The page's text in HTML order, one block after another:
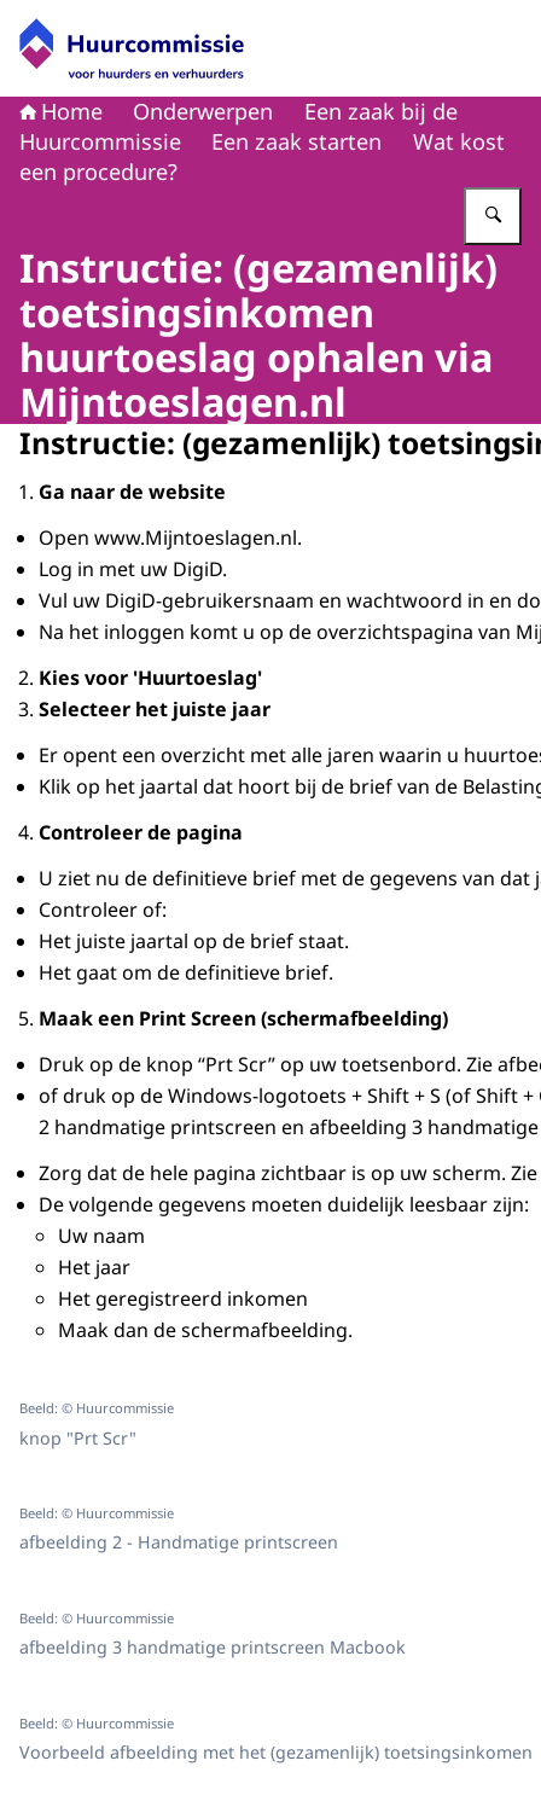
Naar de homepage van Huurcommissie
Home Onderwerpen
Een zaak bij de
Huurcommissie
Een zaak starten
Wat kost
een procedure?
Instructie: (gezamenlijk)
toetsingsinkomen
huurtoeslag ophalen via
Mijntoeslagen.nl
Instructie: (gezamenlijk)
Ga naar de website
Open www.Mijntoeslagen.nl.
Log in met uw DigiD.
Vul uw DigiD-gebruikersnaam en wachtwoord in en
Na het inloggen komt u op de overzichtspagina van
Kies voor 'Huurtoeslag'
Selecteer het juiste jaar
Er opent een overzicht met alle jaren waarin u
Klik op het jaartal dat hoort bij de brief van de
Controleer de pagina
U ziet nu de definitieve brief met de gegevens van dat
Controleer of:
Het juiste jaartal op de brief staat.
Het gaat om de definitieve brief.
Maak een Print Screen (schermafbeelding)
Druk op de knop “Prt Scr” op uw toetsenbord. Zie
of druk op de Windows-logotoets + Shift + S (of Shift
2 handmatige printscreen en afbeelding 3
Zorg dat de hele pagina zichtbaar is op uw scherm.
De volgende gegevens moeten duidelijk leesbaar zijn:
Uw naam
Het jaar
Het geregistreerd inkomen
Maak dan de schermafbeelding.
Beeld: © Huurcommissie
knop "Prt Scr"
Beeld: © Huurcommissie
afbeelding 2 - Handmatige printscreen
Beeld: © Huurcommissie
afbeelding 3 handmatige printscreen Macbook
Beeld: © Huurcommissie
Voorbeeld afbeelding met het (gezamenlijk) toetsingsinkomen